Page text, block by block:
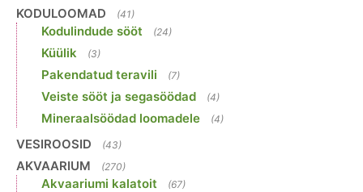
KODULOOMAD (41)
Kodulindude sööt (24)
Küülik (3)
Pakendatud teravili (7)
Veiste sööt ja segasöödad (4)
Mineraalsöödad loomadele (4)
VESIROOSID (43)
AKVAARIUM (270)
Akvaariumi kalatoit (67)